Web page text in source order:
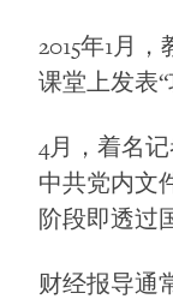
2015年1月
课堂上发表
4月，着名
中共党内文
阶段即透过
财经报导通